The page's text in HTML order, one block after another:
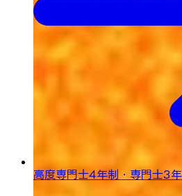
高度専門士4年制・専門士3